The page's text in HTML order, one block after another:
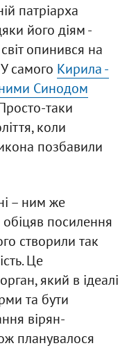
патріарха
його діям -
опинився на
самого Кирила -
Синодом
таки
коли
позбавили
– ним же
посилення
створили так
Це
який в ідеалі
та бути
вірян-
планувалося